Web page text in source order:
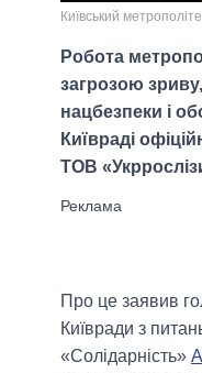
Київський
Робота
загрозою
нацбезпеки і
Київраді
ТОВ
Про це заявив
Київради з
«Солідарність»